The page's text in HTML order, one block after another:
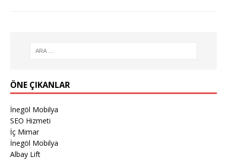
ÖNE ÇIKANLAR
İnegöl Mobilya
SEO Hizmeti
İç Mimar
İnegöl Mobilya
Albay Lift